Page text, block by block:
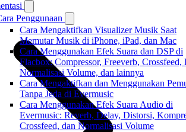
Penggunaan
Cara Mengaktifkan Visualizer Musik Saat
Memutar Musik di iPhone, iPad, dan Mac
Cara Menggunakan Efek Suara dan DSP di
Flacbox: Compressor, Freeverb, Crossfeed,
Normalisasi Volume, dan lainnya
Cara Mengaktifkan dan Menggunakan
Tanpa Jeda di Evermusic
Cara Menggunakan Efek Suara Audio di
Evermusic: Reverb, Delay, Distorsi,
Crossfeed, dan Normalisasi Volume